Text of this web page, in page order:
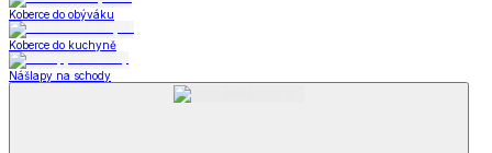
Koberce do obýváku
Koberce do kuchyně
Nášlapy na schody